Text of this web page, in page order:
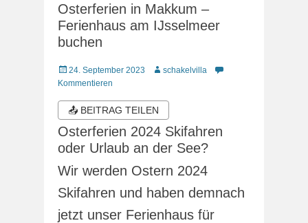
Osterferien in Makkum –
Ferienhaus am IJsselmeer
buchen
Veröffentlicht
am
24. September 2023 Autorschakelvilla
Kommentieren
📤 BEITRAG TEILEN
Osterferien 2024 Skifahren
oder Urlaub an der See?
Wir werden Ostern 2024
Skifahren und haben demnach
jetzt unser Ferienhaus für